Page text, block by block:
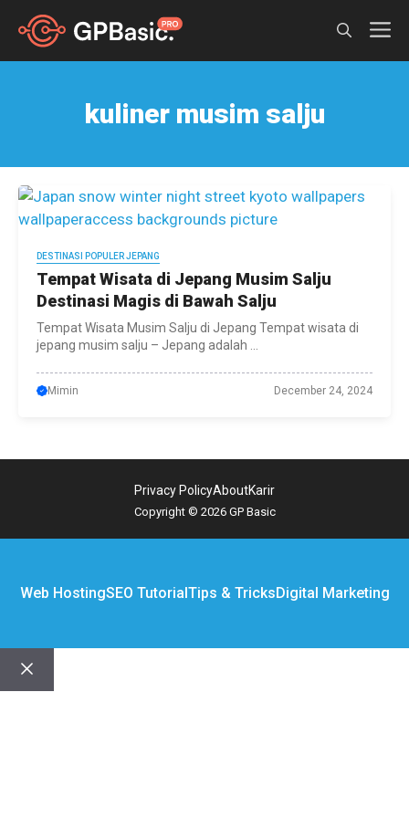
kuliner musim salju
DESTINASI POPULER JEPANG
Tempat Wisata di Jepang Musim Salju
Destinasi Magis di Bawah Salju
Tempat Wisata Musim Salju di Jepang Tempat wisata di
jepang musim salju – Jepang adalah ...
Mimin December 24, 2024
Copyright © 2026 GP Basic
Privacy PolicyAboutKarir
Web HostingSEO TutorialTips & TricksDigital Marketing
Close